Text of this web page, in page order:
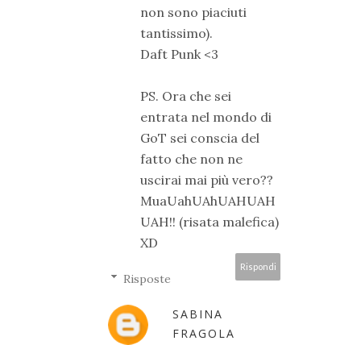
non sono piaciuti
tantissimo).
Daft Punk <3
PS. Ora che sei
entrata nel mondo di
GoT sei conscia del
fatto che non ne
uscirai mai più vero??
MuaUahUAhUAHUAH
UAH!! (risata malefica)
XD
Rispondi
Risposte
SABINA
FRAGOLA